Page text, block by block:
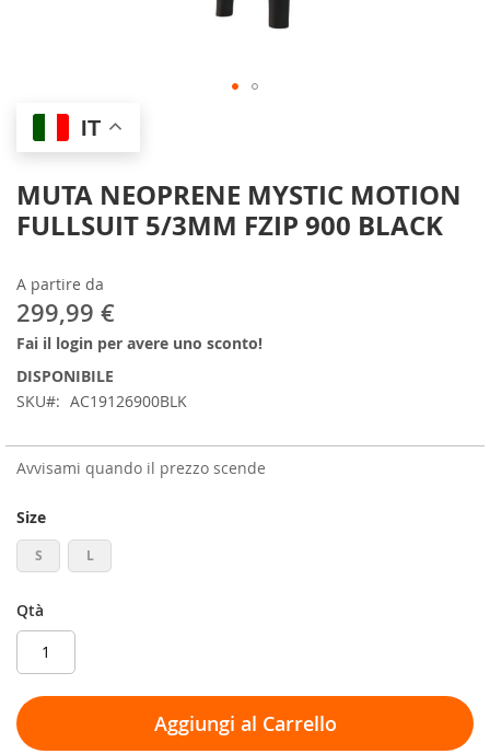
IT
MUTA NEOPRENE MYSTIC MOTION
FULLSUIT 5/3MM FZIP 900 BLACK
A partire da
299,99 €
Fai il login per avere uno sconto!
DISPONIBILE
SKU
AC19126900BLK
Avvisami quando il prezzo scende
Size
S L
Qtà
Aggiungi al Carrello
Skip
the
of
the